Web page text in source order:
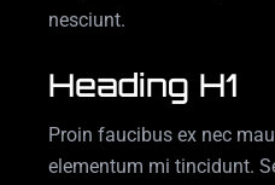
nesciunt.
Heading H1
Proin faucibus ex nec
elementum mi tincidunt.